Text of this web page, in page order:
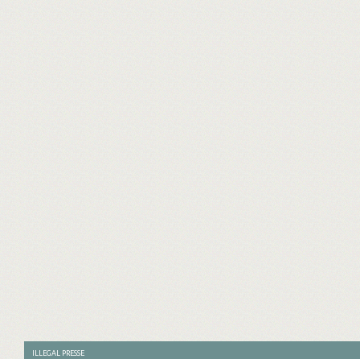
ILLEGAL PRESSE